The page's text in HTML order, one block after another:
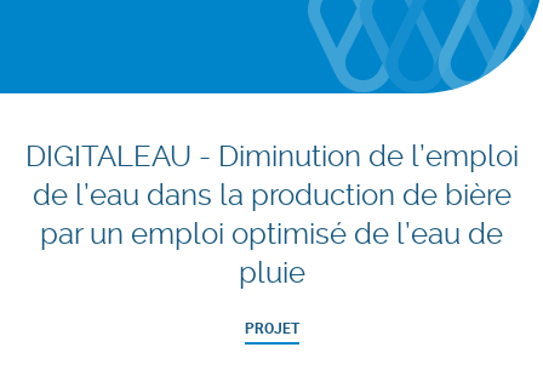
DIGITALEAU - Diminution de l’emploi
de l’eau dans la production de bière
par un emploi optimisé de l’eau de
pluie
PROJET